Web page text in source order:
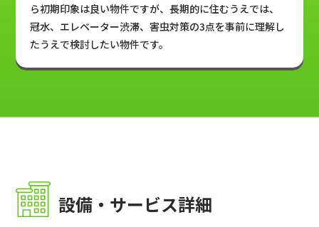
ら初期印象は良い物件ですが、長期的に住むうえでは、
冠水、エレベーター渋滞、害虫対策の3点を事前に理解し
たうえで検討したい物件です。
設備・サービス詳細